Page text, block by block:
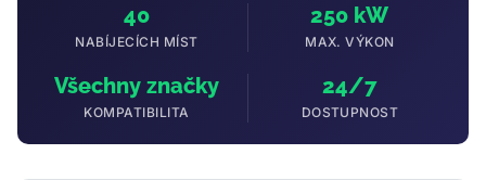
40
NABÍJECÍCH MÍST
250 kW
MAX. VÝKON
Všechny značky
KOMPATIBILITA
24/7
DOSTUPNOST